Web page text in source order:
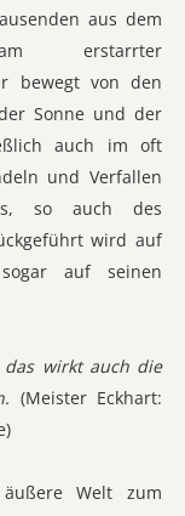
aus dem
erstarrter
bewegt von den
Sonne und der
auch im oft
und Verfallen
so auch des
wird auf
auf seinen
das wirkt auch die
(Meister Eckhart:
Welt zum